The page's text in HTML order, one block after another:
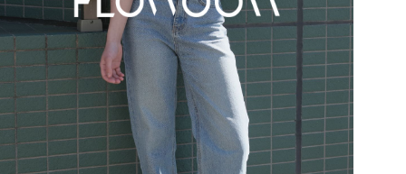
전체 영상 보기